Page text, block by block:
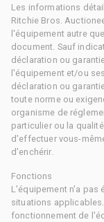
Les informations
Ritchie Bros.
l'équipement autre
document. Sauf
déclaration ou
l'équipement et/ou
déclaration ou
toute norme ou
organisme de
particulier ou la
d'effectuer vous-
d'enchérir.
Fonctions
L'équipement n'a pas
situations
fonctionnement de